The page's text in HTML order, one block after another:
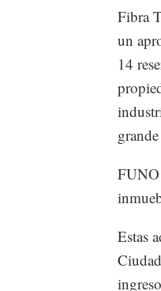
Fibra
un
14
FUNO
Estas